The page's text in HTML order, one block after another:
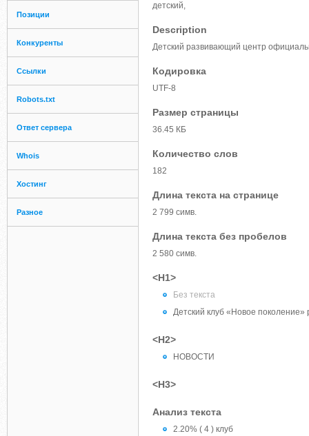
Позиции
Конкуренты
Ссылки
Robots.txt
Ответ сервера
Whois
Хостинг
Разное
детский,
Description
Детский развивающий центр
Кодировка
UTF-8
Размер страницы
36.45 КБ
Количество слов
182
Длина текста на странице
2 799 симв.
Длина текста без пробелов
2 580 симв.
<H1>
Без текста
Детский клуб «Новое поколение»
<H2>
НОВОСТИ
<H3>
Анализ текста
2.20% ( 4 ) клуб